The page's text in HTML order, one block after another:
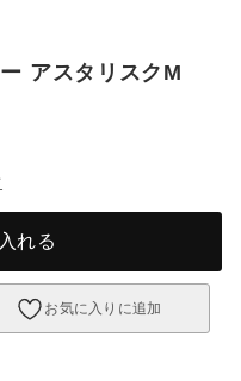
アスタリスクM
れる
お気に入りに追加